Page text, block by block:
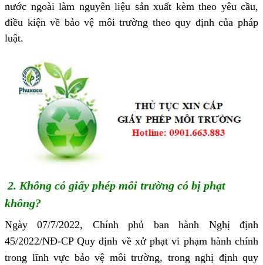
nước ngoài làm nguyên liệu sản xuất kèm theo yêu cầu,
điều kiện về bảo vệ môi trường theo quy định của pháp
luật.
2. Không có giấy phép môi trường có bị phạt
không?
Ngày 07/7/2022, Chính phủ ban hành Nghị định
45/2022/NĐ-CP Quy định về xử phạt vi phạm hành chính
trong lĩnh vực bảo vệ môi trường, trong nghị định quy